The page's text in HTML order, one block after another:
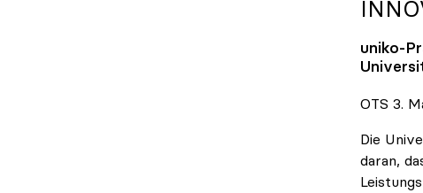
uniko-
OTS 3.
Die
daran,